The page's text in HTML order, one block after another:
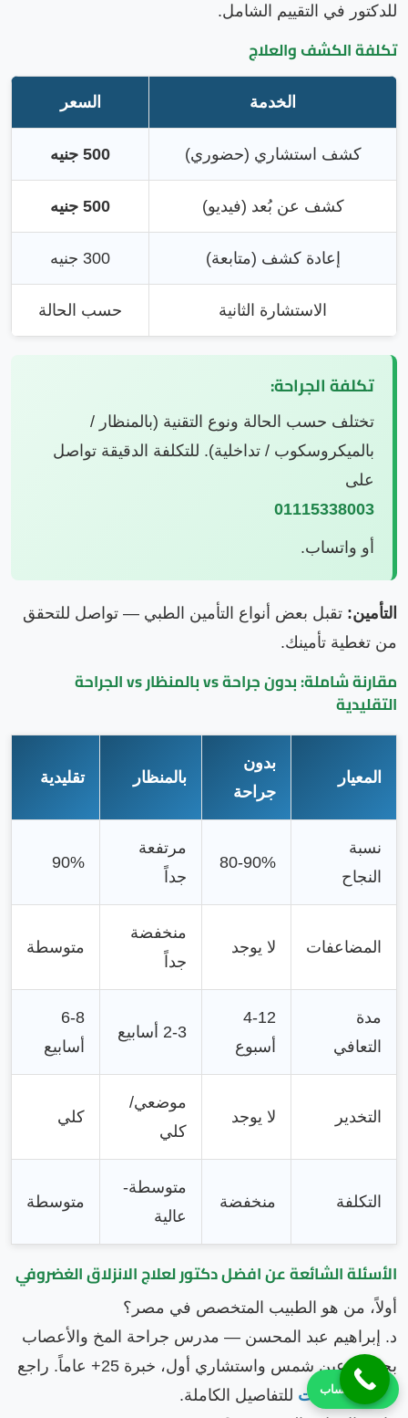
احجز واتساب
للدكتور في التقييم الشامل.
تكلفة الكشف والعلاج
الخدمة السعر
كشف استشاري (حضوري) 500 جنيه
كشف عن بُعد (فيديو) 500 جنيه
إعادة كشف (متابعة) 300 جنيه
الاستشارة الثانية حسب الحالة
تكلفة الجراحة:
تختلف حسب الحالة ونوع التقنية (بالمنظار /
بالميكروسكوب / تداخلية). للتكلفة الدقيقة تواصل
على
01115338003
أو واتساب.
التأمين: تقبل بعض أنواع التأمين الطبي — تواصل للتحقق
من تغطية تأمينك.
مقارنة شاملة: بدون جراحة vs بالمنظار vs الجراحة
التقليدية
المعيار
بدون
جراحة
بالمنظار تقليدية
نسبة
النجاح
80-90%
مرتفعة
جداً
90%
المضاعفات لا يوجد
منخفضة
جداً
متوسطة
مدة
التعافي
4-12
أسبوع
2-3 أسابيع
6-8
أسابيع
التخدير لا يوجد
موضعي/
كلي
كلي
التكلفة منخفضة
متوسطة-
عالية
متوسطة
الأسئلة الشائعة عنافضل دكتور لعلاج الانزلاق الغضروفي
أولاً، من هو الطبيب المتخصص في مصر؟
د. إبراهيم عبد المحسن — مدرس جراحة المخ والأعصاب
بجامعة عين شمس واستشاري أول، خبرة 25+ عاماً. راجع
قسم المؤهلات للتفاصيل الكاملة.